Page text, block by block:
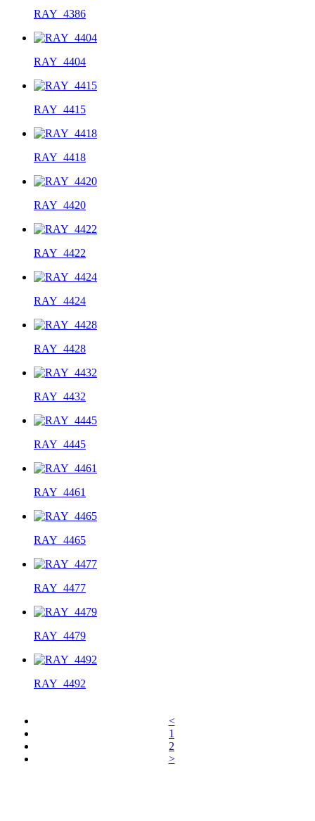
RAY_4386
RAY_4404
RAY_4415
RAY_4418
RAY_4420
RAY_4422
RAY_4424
RAY_4428
RAY_4432
RAY_4445
RAY_4461
RAY_4465
RAY_4477
RAY_4479
RAY_4492
<
1
2
>